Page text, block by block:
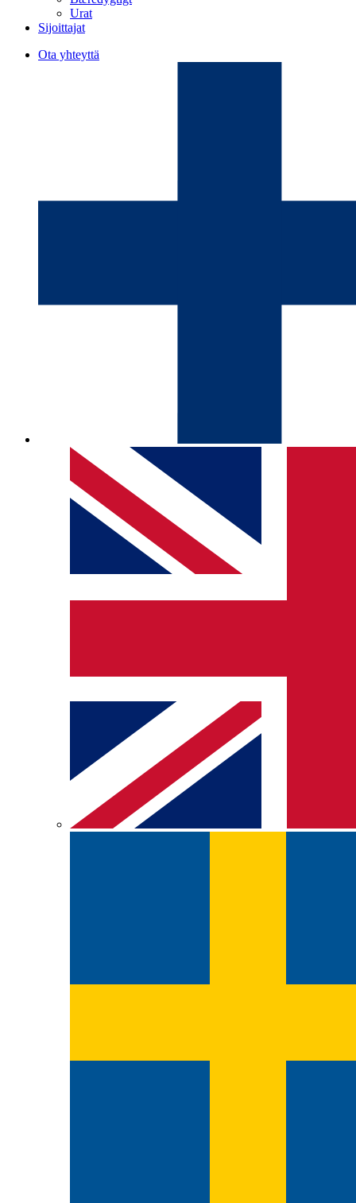
Urat
Sijoittajat
Ota yhteyttä